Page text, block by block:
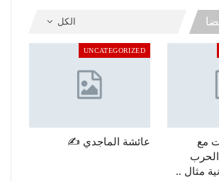
الكل
مع
مثال ..
UNCATEGORIZED
عائشة الماجدي ✍️